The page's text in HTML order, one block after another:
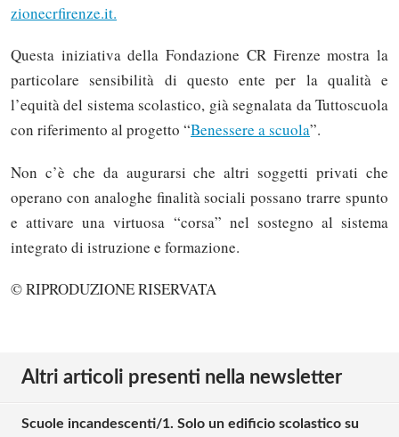
zionecrfirenze.it.
Questa iniziativa della Fondazione CR Firenze mostra la
particolare sensibilità di questo ente per la qualità e
l’equità del sistema scolastico, già segnalata da Tuttoscuola
con riferimento al progetto “Benessere a scuola”.
Non c’è che da augurarsi che altri soggetti privati che
operano con analoghe finalità sociali possano trarre spunto
e attivare una virtuosa “corsa” nel sostegno al sistema
integrato di istruzione e formazione.
© RIPRODUZIONE RISERVATA
Altri articoli presenti nella newsletter
Scuole incandescenti/1. Solo un edificio scolastico su